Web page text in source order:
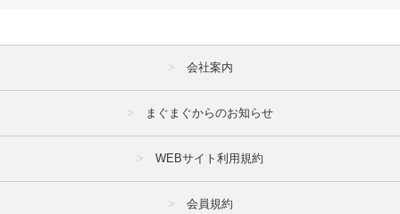
会社案内
まぐまぐからのお知らせ
WEBサイト利用規約
会員規約